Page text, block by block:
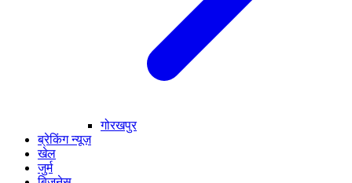
गोरखपुर
ब्रेकिंग न्यूज़
खेल
जुर्म